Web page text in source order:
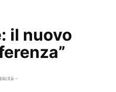
il nuovo
-